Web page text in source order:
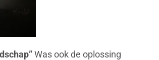
Was ook de oplossing